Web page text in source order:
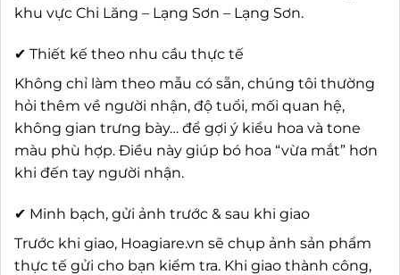
khu vực Chi Lăng – Lạng Sơn – Lạng Sơn.
✔ Thiết kế theo nhu cầu thực tế
Không chỉ làm theo mẫu có sẵn, chúng tôi thường
hỏi thêm về người nhận, độ tuổi, mối quan hệ,
không gian trưng bày… để gợi ý kiểu hoa và tone
màu phù hợp. Điều này giúp bó hoa “vừa mắt” hơn
khi đến tay người nhận.
✔ Minh bạch, gửi ảnh trước & sau khi giao
Trước khi giao, Hoagiare.vn sẽ chụp ảnh sản phẩm
thực tế gửi cho bạn kiểm tra. Khi giao thành công,